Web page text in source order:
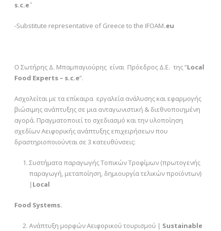
s.c.e¨
-Substitute representative of Greece to the IFOAM.eu
Ο Σωτήρης Δ. Μπαμπαγιούρης είναι Πρόεδρος Δ.Ε. της “Local
Food Experts – s.c.e”.
Ασχολείται με τα επίκαιρα εργαλεία ανάλυσης και εφαρμογής
βιώσιμης ανάπτυξης σε μια ανταγωνιστική & διεθνοποιημένη
αγορά. Πραγματοποιεί το σχεδιασμό και την υλοποίηση
σχεδίων Αειφορικής ανάπτυξης επιχειρήσεων που
δραστηριοποιούνται σε 3 κατευθύνσεις:
Συστήματα παραγωγής Τοπικών Τροφίμων (πρωτογενής
παραγωγή, μεταποίηση, δημιουργία τελικών προϊόντων)
| Local
Food Systems.
Ανάπτυξη μορφών Αειφορικού τουρισμού | Sustainable